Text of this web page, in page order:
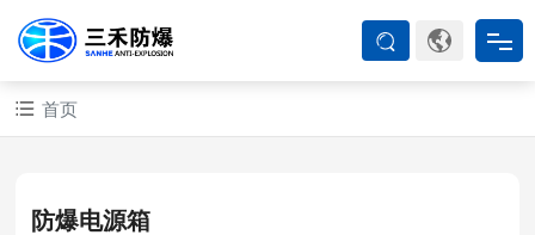
首页首页
防爆电源箱